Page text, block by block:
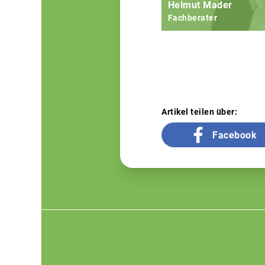
Helmut Mader
Fachberater
Artikel teilen über:
Facebook